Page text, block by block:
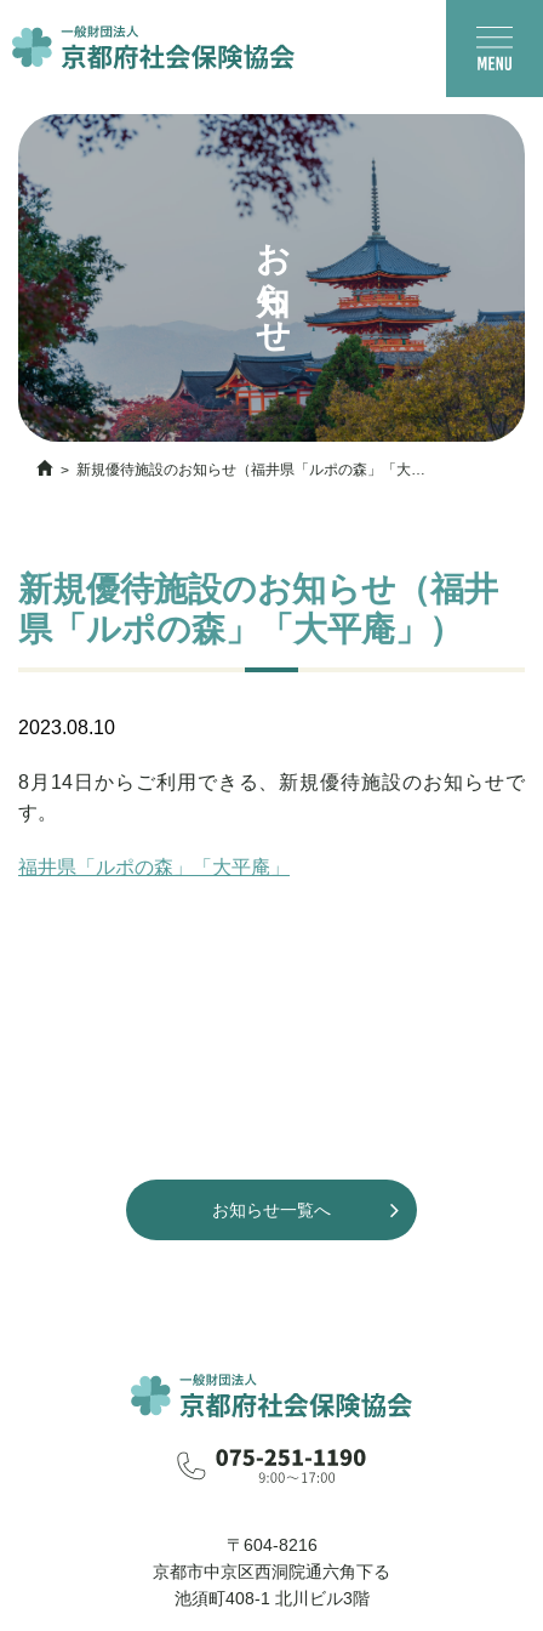
お知らせ
新規優待施設のお知らせ（福井県「ルポの森」「大平
新規優待施設のお知らせ（福井
県「ルポの森」「大平庵」）
2023.08.10
8月14日からご利用できる、新規優待施設のお知らせで
す。
福井県「ルポの森」「大平庵」
お知らせ一覧へ
〒604-8216
京都市中京区西洞院通六角下る
池須町408-1 北川ビル3階